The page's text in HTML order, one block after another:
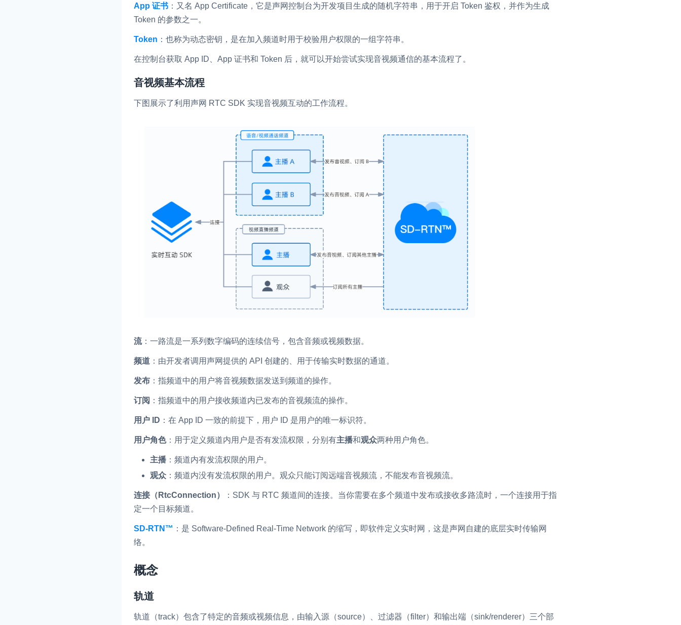
融合 CDN 直播
对接国内外多家 CDN 供应商，提供一个整
体播放体验最佳的 CDN 直播方案
媒体流加速
人与人、人与物、物与物的实时互动连接
快速高效的文档转换解决方案
全周期通话质量检测、回溯和分析方案
App 证书 ：又名 App Certificate，它是声网控制台为开发项目生成的随机字符串，用于开启 Token 鉴权，并作为生成
Token 的参数之一。
Token ：也称为动态密钥，是在加入频道时用于校验用户权限的一组字符串。
在控制台获取 App ID、App 证书和 Token 后，就可以开始尝试实现音视频通信的基本流程了。
音视频基本流程
下图展示了利用声网 RTC SDK 实现音视频互动的工作流程。
流：一路流是一系列数字编码的连续信号，包含音频或视频数据。
频道 ：由开发者调用声网提供的 API 创建的、用于传输实时数据的通道。
发布 ：指频道中的用户将音视频数据发送到频道的操作。
订阅 ：指频道中的用户接收频道内已发布的音视频流的操作。
用户 ID ：在 App ID 一致的前提下，用户 ID 是用户的唯一标识符。
用户角色：用于定义频道内用户是否有发流权限，分别有主播和观众两种用户角色。
主播 ：频道内有发流权限的用户。
观众 ：频道内没有发流权限的用户。观众只能订阅远端音视频流，不能发布音视频流。
连接（RtcConnection）
：SDK 与 RTC 频道间的连接。当你需要在多个频道中发布或接收多路流时，一个连接用于指
定一个目标频道。
SD-RTN™ ：是 Software-Defined Real-Time Network 的缩写，即软件定义实时网，这是声网自建的底层实时传输网
络。
概念
轨道
轨道（track）包含了特定的音频或视频信息，由输入源（source）、过滤器（filter）和输出端（sink/renderer）三个部